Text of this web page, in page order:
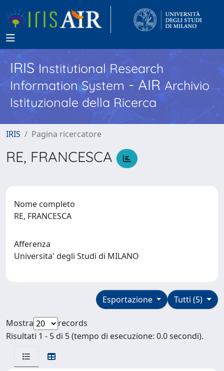
IRISInstitutional Research
Information System - AIR Archivio
Istituzionale della Ricerca
IRIS Pagina ricercatore
RE, FRANCESCA
Nome completo
RE, FRANCESCA
Afferenza
Universita' degli Studi di MILANO
Tutti (5)
Esportazione
Mostra
records
Risultati 1 - 5 di 5 (tempo di esecuzione: 0.0 secondi).